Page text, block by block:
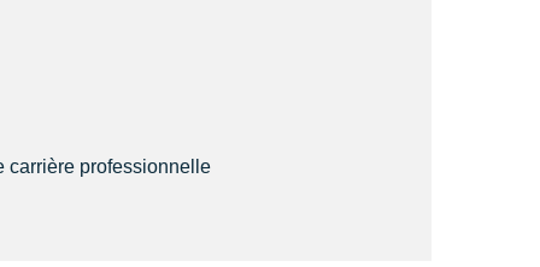
carrière professionnelle